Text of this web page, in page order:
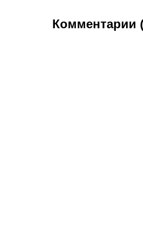
Комментарии